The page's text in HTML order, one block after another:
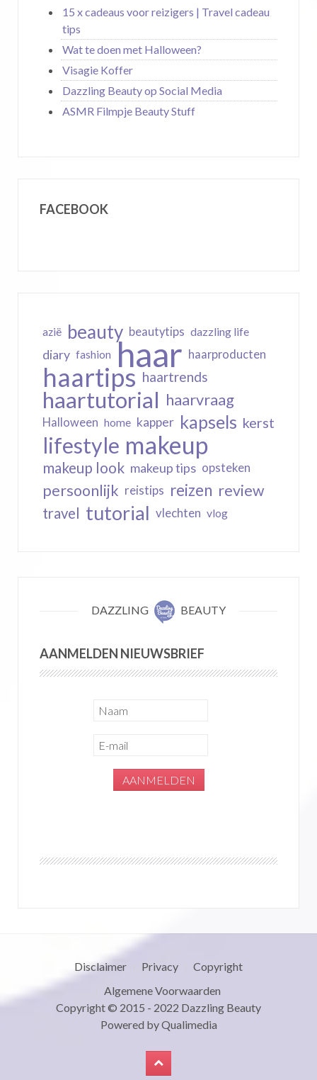
15 x cadeaus voor reizigers | Travel cadeau
tips
Wat te doen met Halloween?
Visagie Koffer
Dazzling Beauty op Social Media
ASMR Filmpje Beauty Stuff
FACEBOOK
azië beauty beautytips dazzling life
diary fashion haar haarproducten
haartips haartrends
haartutorial haarvraag
Halloween home kapper kapsels kerst
lifestyle makeup
makeup look makeup tips opsteken
persoonlijk reistips reizen review
travel tutorial vlechten vlog
DAZZLING BEAUTY
AANMELDEN NIEUWSBRIEF
Disclaimer Privacy
Copyright
Algemene Voorwaarden
Copyright © 2015 - 2022 Dazzling Beauty
Powered byQualimedia